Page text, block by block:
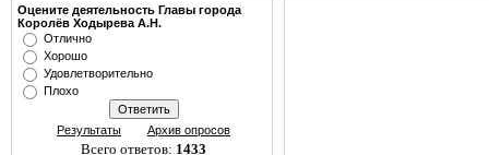
Оцените деятельность Главы города
Королёв Ходырева А.Н.
Отлично
Хорошо
Удовлетворительно
Плохо
Результаты Архив опросов
Всего ответов: 1433